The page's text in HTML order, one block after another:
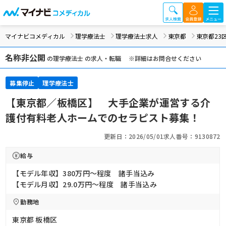
マイナビコメディカル 理学療法士 理学療法士求人 東京都 東京都23
名称非公開 の理学療法士 の求人・転職 ※詳細はお問合せください
募集停止 理学療法士
【東京都／板橋区】 大手企業が運営する介
護付有料老人ホームでのセラピスト募集！
更新日：2026/05/01求人番号：9130872
給与
【モデル年収】380万円〜程度 諸手当込み
【モデル月収】29.0万円〜程度 諸手当込み
勤務地
東京都 板橋区